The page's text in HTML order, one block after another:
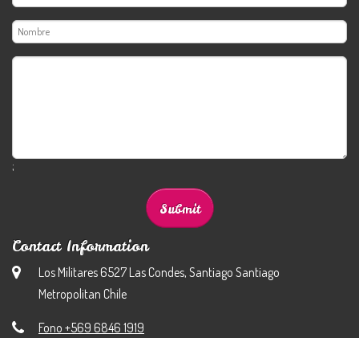
;
Contact Information
Los Militares 6527 Las Condes, Santiago Santiago
Metropolitan Chile
Fono +569 6846 1919